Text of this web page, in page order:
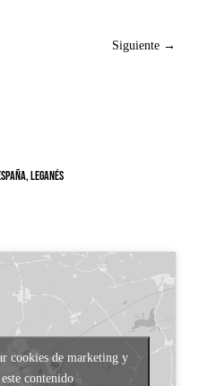
Siguiente →
Leganés
cookies de marketing y
contenido